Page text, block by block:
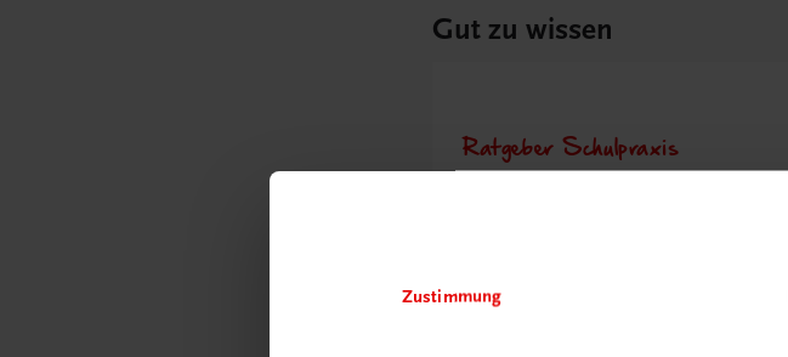
Zustimmung
Gut zu wissen
Ratgeber Schulpraxis
Wie mit KI im